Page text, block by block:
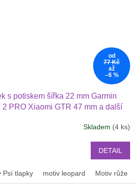
od
77 Kč
až
–6 %
s potiskem šířka 22 mm Garmin
2 PRO Xiaomi GTR 47 mm a další
Skladem (4 ks)
DETAIL
Psí tlapky motiv leopard Motiv růže